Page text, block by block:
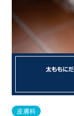
皮膚科